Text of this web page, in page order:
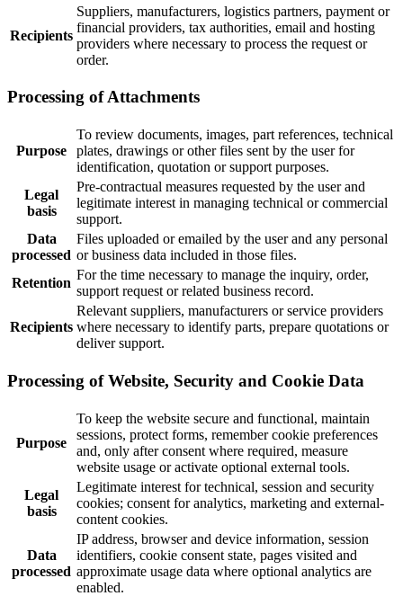
Recipients
Suppliers, manufacturers, logistics partners, payment or
financial providers, tax authorities, email and hosting
providers where necessary to process the request or
order.
Processing of Attachments
Purpose
To review documents, images, part references, technical
plates, drawings or other files sent by the user for
identification, quotation or support purposes.
Legal
basis
Pre-contractual measures requested by the user and
legitimate interest in managing technical or commercial
support.
Data
processed
Files uploaded or emailed by the user and any personal
or business data included in those files.
Retention
For the time necessary to manage the inquiry, order,
support request or related business record.
Recipients
Relevant suppliers, manufacturers or service providers
where necessary to identify parts, prepare quotations or
deliver support.
Processing of Website, Security and Cookie Data
Purpose
To keep the website secure and functional, maintain
sessions, protect forms, remember cookie preferences
and, only after consent where required, measure
website usage or activate optional external tools.
Legal
basis
Legitimate interest for technical, session and security
cookies; consent for analytics, marketing and external-
content cookies.
Data
processed
IP address, browser and device information, session
identifiers, cookie consent state, pages visited and
approximate usage data where optional analytics are
enabled.